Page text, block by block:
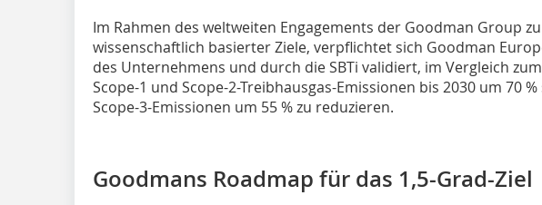
Im Rahmen des weltweiten Engagements der Goodman Group
wissenschaftlich basierter Ziele, verpflichtet sich Goodman
des Unternehmens und durch die SBTi validiert, im Vergleich
Scope-1 und Scope-2-Treibhausgas-Emissionen bis 2030 um 70
Scope-3-Emissionen um 55 % zu reduzieren.
Goodmans Roadmap für das 1,5-Grad-Ziel